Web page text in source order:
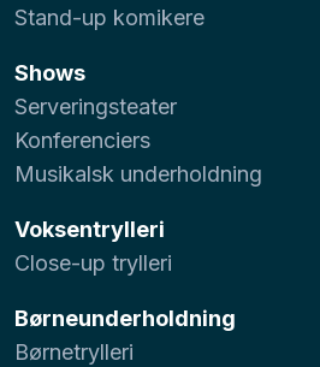
Stand-up komikere
Shows
Serveringsteater
Konferenciers
Musikalsk underholdning
Voksentrylleri
Close-up trylleri
Børneunderholdning
Børnetrylleri